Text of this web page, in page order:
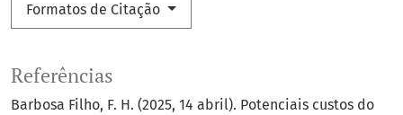
Formatos de Citação
Referências
Barbosa Filho, F. H. (2025, 14 abril). Potenciais custos do